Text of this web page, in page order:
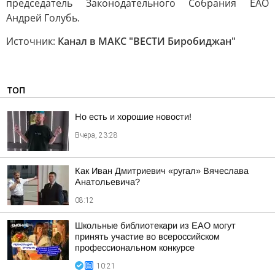
председатель Законодательного Собрания ЕАО
Андрей Голубь.
Источник: Канал в МАКС "ВЕСТИ Биробиджан"
ТОП
Но есть и хорошие новости!
Вчера, 23:28
Как Иван Дмитриевич «ругал» Вячеслава
Анатольевича?
08:12
Школьные библиотекари из ЕАО могут
принять участие во всероссийском
профессиональном конкурсе
10:21